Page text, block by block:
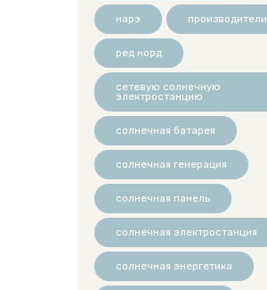
нарэ производители
ред норд
сетевую солнечную
электростанцию
солнечная батарея
солнечная генерация
солнечная панель
солнечная электростанция
солнечная энергетика